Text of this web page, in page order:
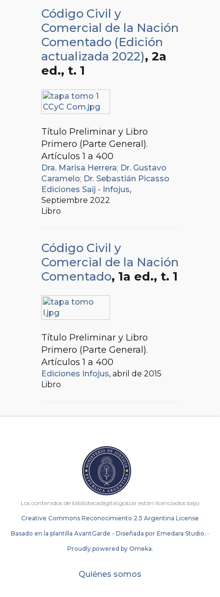
Código Civil y
Comercial de la Nación
Comentado (Edición
actualizada 2022), 2a
ed., t. 1
Título Preliminar y Libro
Primero (Parte General).
Artículos 1 a 400
Dra. Marisa Herrera; Dr. Gustavo
Caramelo; Dr. Sebastián Picasso
Ediciones Saij - Infojus,
Septiembre 2022
Libro
Código Civil y
Comercial de la Nación
Comentado, 1a ed., t. 1
Título Preliminar y Libro
Primero (Parte General).
Artículos 1 a 400
Ediciones Infojus, abril de 2015
Libro
Los contenidos de bibliotecadigital.gob.ar están licenciados bajo
Creative Commons Reconocimiento 2.5 Argentina License
Basado en la plantilla AvantGarde - Diseñada por Emedara Studio. -
Proudly powered by Omeka.
Quiénes somos